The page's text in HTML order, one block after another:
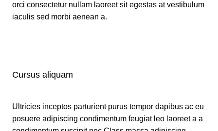
orci consectetur nullam laoreet sit egestas at vestibulum
iaculis sed morbi aenean a.
Cursus aliquam
Ultricies inceptos parturient purus tempor dapibus ac eu
posuere adipiscing condimentum feugiat leo laoreet a a